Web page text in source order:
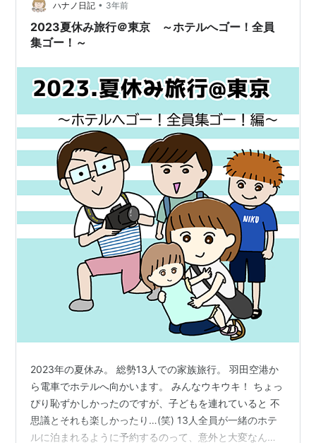
ハナノ日記 • 3年前
2023夏休み旅行＠東京 ～ホテルへゴー！全員
集ゴー！～
2023年の夏休み。 総勢13人での家族旅行。 羽田空港か
ら電車でホテルへ向かいます。 みんなウキウキ！ ちょっ
ぴり恥ずかしかったのですが、子どもを連れていると 不
思議とそれも楽しかったり…(笑) 13人全員が一緒のホテ
ルに泊まれるように予約するのって、意外と大変なんで